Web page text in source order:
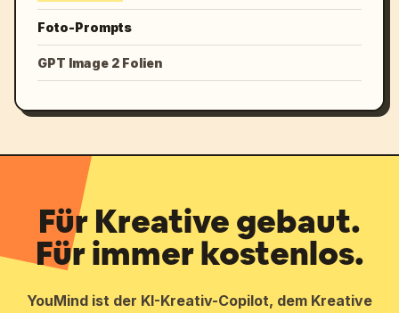
Foto-Prompts
GPT Image 2 Folien
Für Kreative gebaut.
Für immer kostenlos.
YouMind ist der KI-Kreativ-Copilot, dem Kreative